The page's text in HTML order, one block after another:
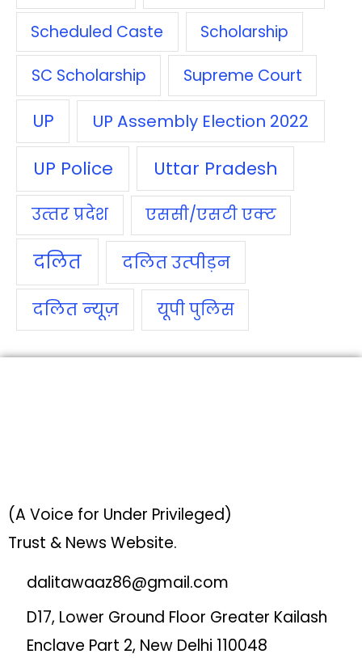
Scheduled Caste Scholarship
SC Scholarship Supreme Court
UP UP Assembly Election 2022
UP Police Uttar Pradesh
उत्‍तर प्रदेश एससी/एसटी एक्‍ट
दलित दलित उत्‍पीड़न
दलित न्‍यूज़ यूपी पुलिस
(A Voice for Under Privileged)
Trust & News Website.
dalitawaaz86@gmail.com
D17, Lower Ground Floor Greater Kailash
Enclave Part 2, New Delhi 110048